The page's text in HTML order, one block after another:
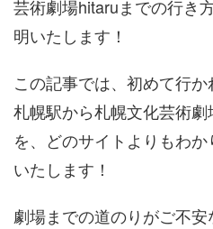
芸術劇場hitaruまでの行き
明いたします！
この記事では、初めて行
札幌駅から札幌文化芸術
を、どのサイトよりもわ
いたします！
劇場までの道のりがご不